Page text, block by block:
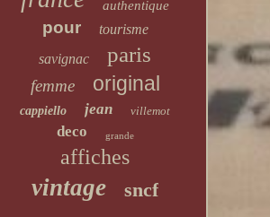
authentique
pour
tourisme
savignac
paris
femme original
cappiello jean villemot
deco grande
affiches
vintage sncf